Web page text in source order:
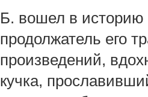
Б. вошел в историю
продолжатель его
произведений,
кучка,